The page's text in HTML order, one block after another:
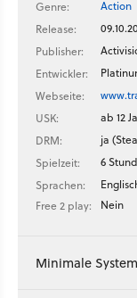
Genre:
Action
Release:
Publisher:
Entwickler:
Webseite:
USK:
ab 12
DRM:
ja
Spielzeit:
6
Sprachen:
Free 2 play:
Nein
Minimale